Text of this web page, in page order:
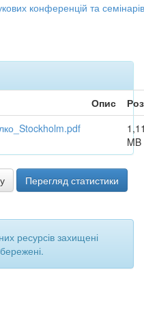
конференцій та семінарів
Опис
MB
Перегляд статистики
ресурсів захищені